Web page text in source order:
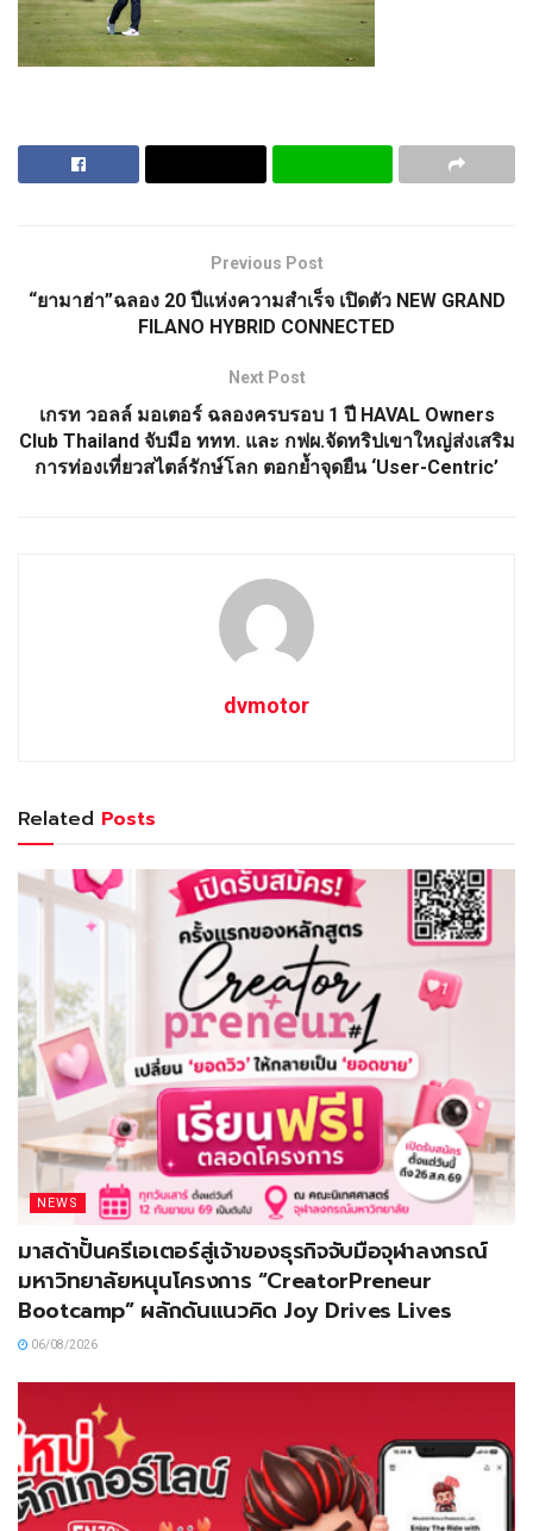
Previous Post
“ยามาฮ่า”ฉลอง 20 ปีแห่งความสำเร็จ เปิดตัว NEW GRAND
FILANO HYBRID CONNECTED
Next Post
เกรท วอลล์ มอเตอร์ ฉลองครบรอบ 1 ปี HAVAL Owners
Club Thailand จับมือ ททท. และ กฟผ.จัดทริปเขาใหญ่ส่งเสริม
การท่องเที่ยวสไตล์รักษ์โลก ตอกย้ำจุดยืน ‘User-Centric’
dvmotor
Related Posts
NEWS
มาสด้าปั้นครีเอเตอร์สู่เจ้าของธุรกิจจับมือจุฬาลงกรณ์
มหาวิทยาลัยหนุนโครงการ “CreatorPreneur
Bootcamp” ผลักดันแนวคิด Joy Drives Lives
06/08/2026